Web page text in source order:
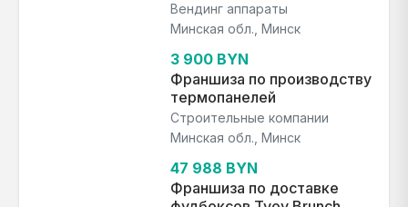
Вендинг аппараты
Минская обл., Минск
3 900 BYN
Франшиза по производству
термопанелей
Строительные компании
Минская обл., Минск
47 988 BYN
Франшиза по доставке